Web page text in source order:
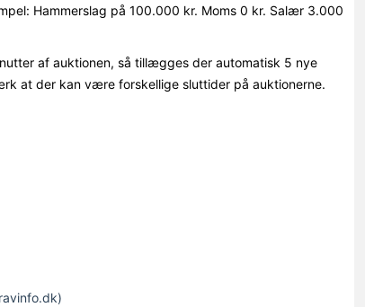
Hammerslag på 100.000 kr. Moms 0 kr. Salær 3.000
af auktionen, så tillægges der automatisk 5 nye
at der kan være forskellige sluttider på auktionerne.